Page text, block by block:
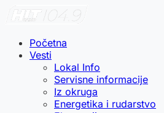
Početna
Vesti
Lokal Info
Servisne informacije
Iz okruga
Energetika i rudarstvo